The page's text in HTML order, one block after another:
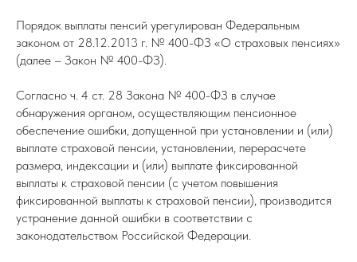
Порядок выплаты пенсий урегулирован Федеральным
законом от 28.12.2013 г. № 400-ФЗ «О страховых пенсиях»
(далее – Закон № 400-ФЗ).
Согласно ч. 4 ст. 28 Закона № 400-ФЗ в случае
обнаружения органом, осуществляющим пенсионное
обеспечение ошибки, допущенной при установлении и (или)
выплате страховой пенсии, установлении, перерасчете
размера, индексации и (или) выплате фиксированной
выплаты к страховой пенсии (с учетом повышения
фиксированной выплаты к страховой пенсии), производится
устранение данной ошибки в соответствии с
законодательством Российской Федерации.